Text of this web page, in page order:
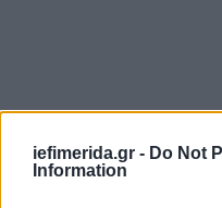
iefimerida.gr - Do Not
Information
Για τον νέο